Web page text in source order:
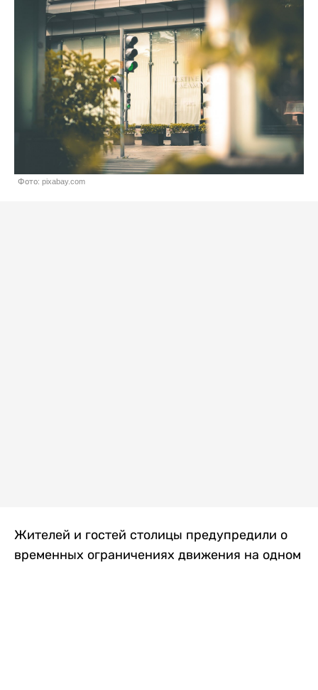
Фото: pixabay.com
Жителей и гостей столицы предупредили о
временных ограничениях движения на одном